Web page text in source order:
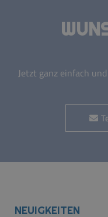
Jetzt ganz einfach
NEUIGKEITEN